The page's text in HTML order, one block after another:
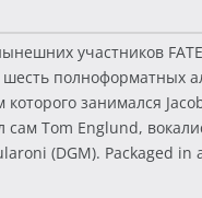
участников
шесть
занимался
Tom Englund,
(DGM). Packaged